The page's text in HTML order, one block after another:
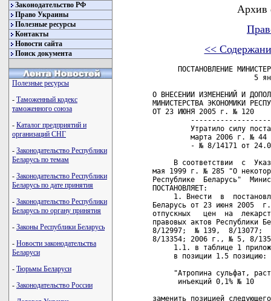
Законодательство РФ
Право Украины
Полезные ресурсы
Контакты
Новости сайта
Поиск документа
Полезные ресурсы
- Таможенный кодекс
таможенного союза
- Каталог предприятий и
организаций СНГ
- Законодательство Республики
Беларусь по темам
- Законодательство Республики
Беларусь по дате принятия
- Законодательство Республики
Беларусь по органу принятия
- Законы Республики Беларусь
- Новости законодательства
Беларуси
- Тюрьмы Беларуси
- Законодательство России
Архив
<<
ПОСТАНОВЛЕНИЕ
5
О ВНЕСЕНИИ ИЗМЕНЕНИЙ И
МИНИСТЕРСТВА ЭКОНОМИКИ
ОТ 23 ИЮНЯ 2005 г. № 120
Утратило силу
марта 2006 г. № 44
- № 8/14171 от
В соответствии  с
мая 1999 г. № 285 "О
Республике  Беларусь"
ПОСТАНОВЛЯЕТ:
1. Внести  в
Беларусь от 23 июня 2005
отпускных   цен  на
правовых актов
8/12997;  № 139,  8/13077;
8/13354; 2006 г., № 5, 8/
1.1. в таблице 1
     в позиции 1.5 позицию:
"Атропина сульфат,
      инъекций 0,1% № 10
заменить позицией